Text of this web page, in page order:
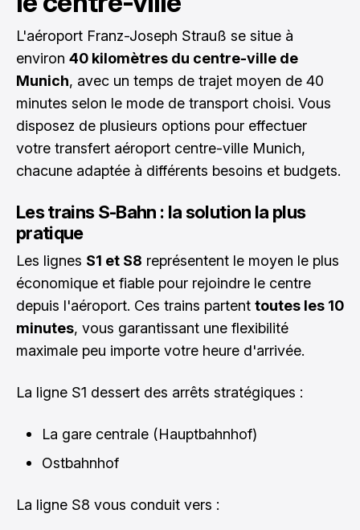
L'aéroport Franz-Joseph Strauß se situe à
environ 40 kilomètres du centre-ville de
Munich, avec un temps de trajet moyen de 40
minutes selon le mode de transport choisi. Vous
disposez de plusieurs options pour effectuer
votre transfert aéroport centre-ville Munich,
chacune adaptée à différents besoins et budgets.
Les trains S-Bahn : la solution la plus
pratique
Les lignes S1 et S8 représentent le moyen le plus
économique et fiable pour rejoindre le centre
depuis l'aéroport. Ces trains partent toutes les 10
minutes, vous garantissant une flexibilité
maximale peu importe votre heure d'arrivée.
La ligne S1 dessert des arrêts stratégiques :
La gare centrale (Hauptbahnhof)
Ostbahnhof
La ligne S8 vous conduit vers :